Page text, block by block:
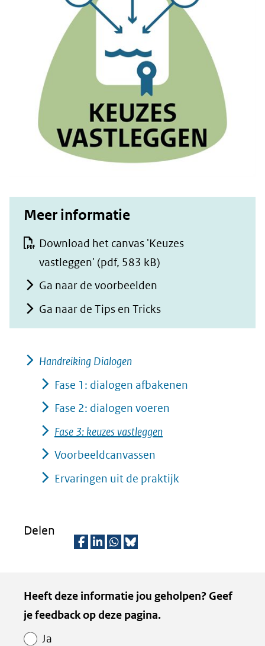
Meer informatie
Download het canvas 'Keuzes
vastleggen' (pdf, 583 kB)
Ga naar de voorbeelden
Ga naar de Tips en Tricks
Handreiking Dialogen
Fase 1: dialogen afbakenen
Fase 2: dialogen voeren
Fase 3: keuzes vastleggen
Voorbeeldcanvassen
Ervaringen uit de praktijk
Delen
l
e
l
e
l
e
z
e
Kopie
van
Paginawaardering
Heeft deze informatie jou geholpen? Geef
je feedback op deze pagina.
Ja